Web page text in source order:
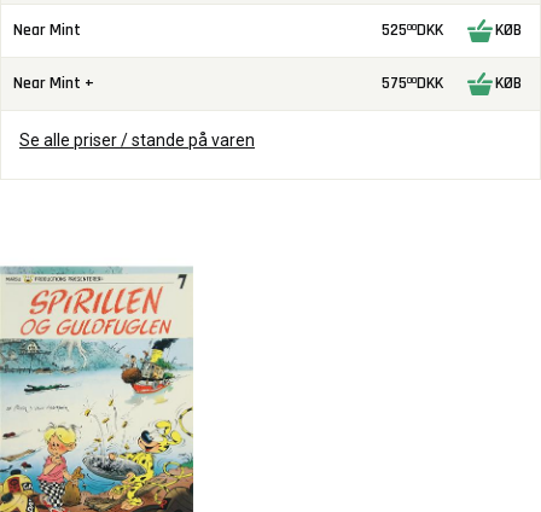
Near Mint 52500DKK KØB
Near Mint + 57500DKK KØB
Se alle priser / stande på varen